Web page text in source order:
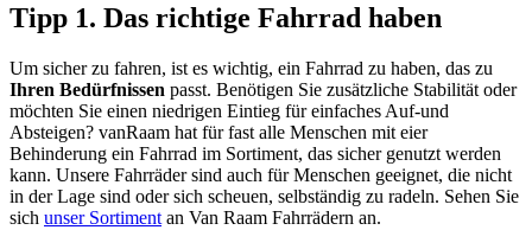
Tipp 1. Das richtige Fahrrad haben
Um sicher zu fahren, ist es wichtig, ein Fahrrad zu haben, das zu
Ihren Bedürfnissen passt. Benötigen Sie zusätzliche Stabilität oder
möchten Sie einen niedrigen Eintieg für einfaches Auf-und
Absteigen? vanRaam hat für fast alle Menschen mit eier
Behinderung ein Fahrrad im Sortiment, das sicher genutzt werden
kann. Unsere Fahrräder sind auch für Menschen geeignet, die nicht
in der Lage sind oder sich scheuen, selbständig zu radeln. Sehen Sie
sich unser Sortiment an Van Raam Fahrrädern an.